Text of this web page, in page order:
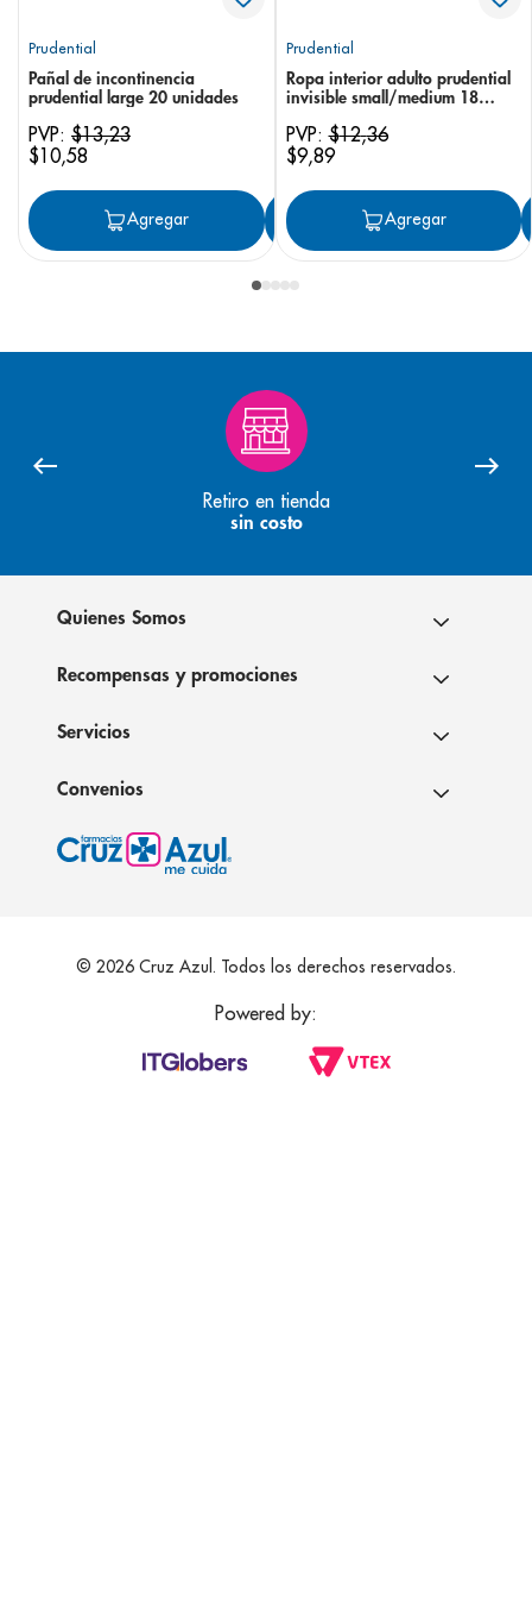
Prudential
Pañal de incontinencia
prudential large 20 unidades
PVP: $13,23
$10,58
Agregar Agregar
Prudential
Ropa interior adulto prudential
invisible small/medium 18
PVP:$12,36
$9,89
Agregar
Retiro en tienda
sin costo
Quienes Somos
Recompensas y promociones
Servicios
Convenios
© 2026 Cruz Azul. Todos los derechos reservados.
Powered by: